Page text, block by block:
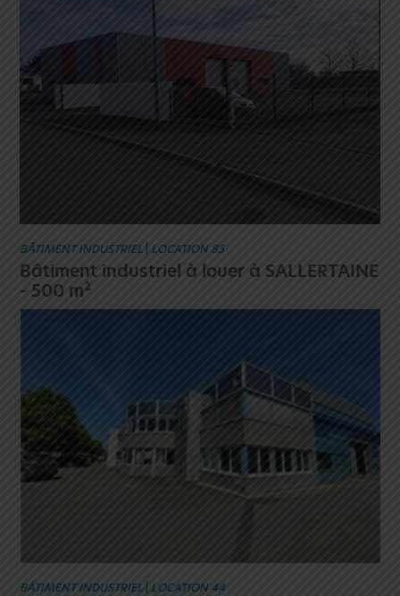
BÂTIMENT INDUSTRIEL LOCATION 85
Bâtiment industriel à louer à SALLERTAINE
- 500 m2
BÂTIMENT INDUSTRIEL LOCATION 44